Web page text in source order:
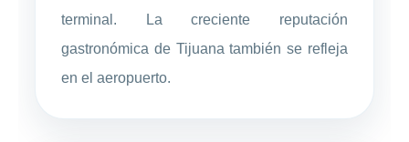
terminal. La creciente reputación
gastronómica de Tijuana también se refleja
en el aeropuerto.